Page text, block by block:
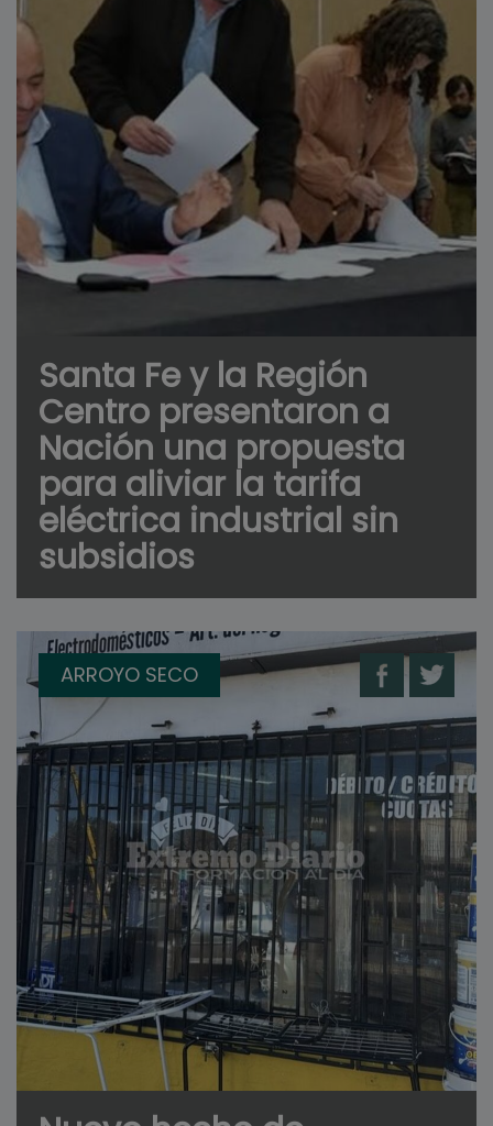
Santa Fe y la Región
Centro presentaron a
Nación una propuesta
para aliviar la tarifa
eléctrica industrial sin
subsidios
ARROYO SECO